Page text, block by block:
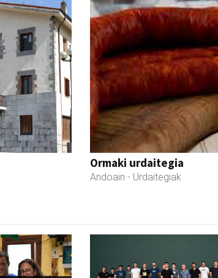
Ormaki urdaitegia
Andoain - Urdaitegiak